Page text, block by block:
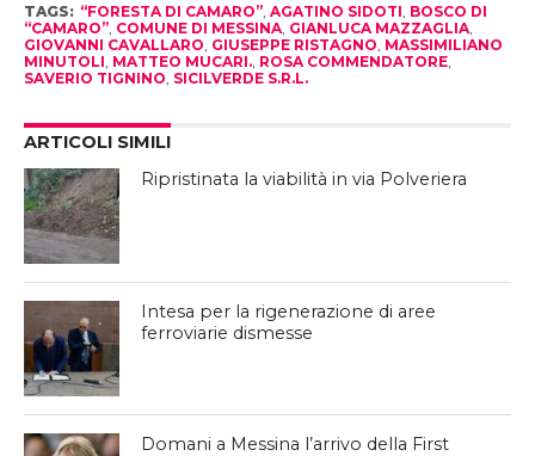
TAGS: “FORESTA DI CAMARO”, AGATINO SIDOTI BOSCO DI
“CAMARO”, COMUNE DI MESSINA, GIANLUCA MAZZAGLIA,
GIOVANNI CAVALLARO GIUSEPPE RISTAGNO MASSIMILIANO
MINUTOLI MATTEO MUCARI., ROSA COMMENDATORE,
SAVERIO TIGNINO SICILVERDE S.R.L.
ARTICOLI SIMILI
Ripristinata la viabilità in via Polveriera
Intesa per la rigenerazione di aree
ferroviarie dismesse
Domani a Messina l’arrivo della First